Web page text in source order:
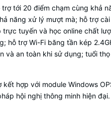
tới 20 điểm chạm cùng khả
năng xử lý mượt mà; hỗ trợ
tuyến và học online chất
hỗ trợ Wi-Fi băng tần kép
an toàn khi sử dụng; tuổi thọ
hợp với module Windows
hội nghị thông minh hiện đại.